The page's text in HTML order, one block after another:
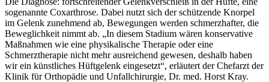
sogenannte Coxarthrose. Dabei nutzt sich der schützende Knorpel
im Gelenk zunehmend ab, Bewegungen werden schmerzhafter, die
Beweglichkeit nimmt ab. „In diesem Stadium wären konservative
Maßnahmen wie eine physikalische Therapie oder eine
Schmerztherapie nicht mehr ausreichend gewesen, deshalb haben
wir ein künstliches Hüftgelenk eingesetzt“, erläutert der Chefarzt der
Klinik für Orthopädie und Unfallchirurgie, Dr. med. Horst Kray.